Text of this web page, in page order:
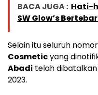
BACA JUGA : Hati-
SW Glow’s
Selain itu seluruh
Cosmeticyang
Abadi telah
2023.